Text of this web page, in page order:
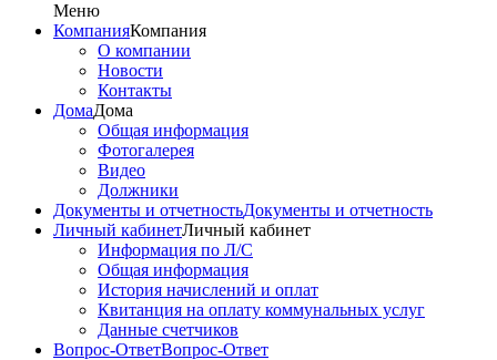
Меню
КомпанияКомпания
О компании
Новости
Контакты
ДомаДома
Общая информация
Фотогалерея
Видео
Должники
Документы и отчетностьДокументы и отчетность
Личный кабинетЛичный кабинет
Информация по Л/С
Общая информация
История начислений и оплат
Квитанция на оплату коммунальных услуг
Данные счетчиков
Вопрос-ОтветВопрос-Ответ